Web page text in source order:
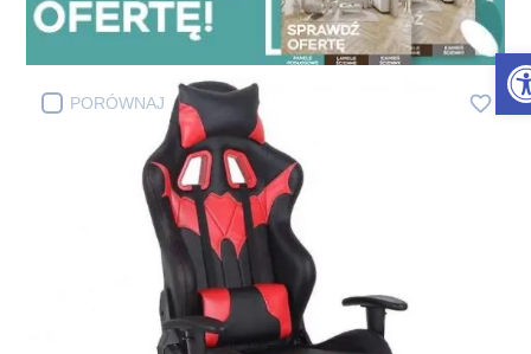
PORÓWNAJ